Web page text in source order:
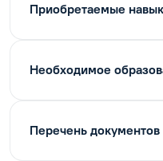
Приобретаемые
Необходимое
Перечень документов